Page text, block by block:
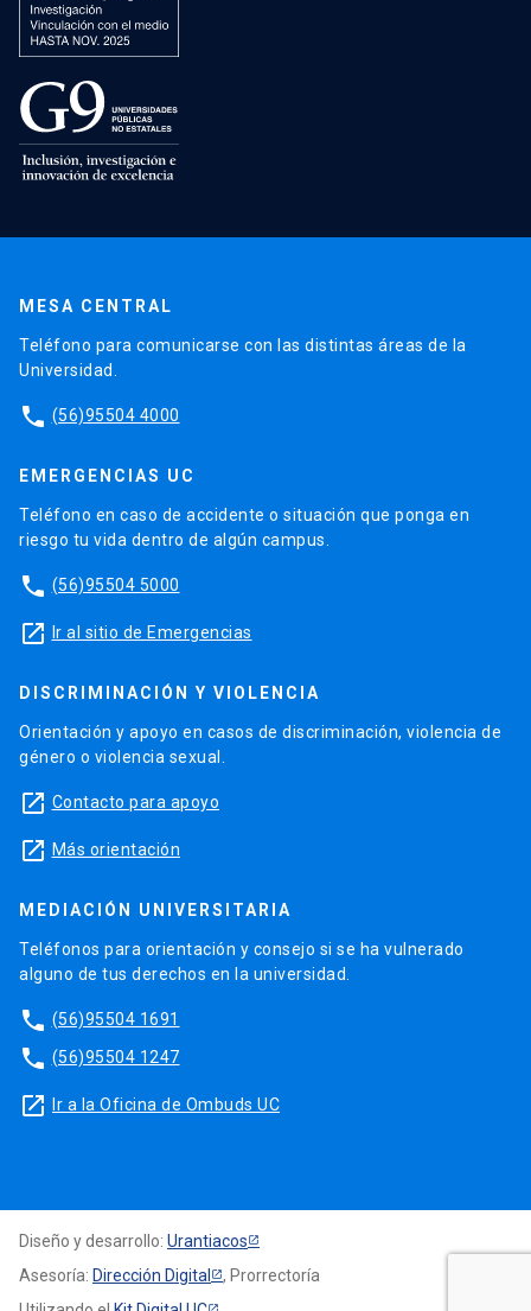
MESA CENTRAL
Teléfono para comunicarse con las distintas áreas de la
Universidad.
phone (56)95504 4000
EMERGENCIAS UC
Teléfono en caso de accidente o situación que ponga en
riesgo tu vida dentro de algún campus.
phone (56)95504 5000
launch Ir al sitio de Emergencias
DISCRIMINACIÓN Y VIOLENCIA
Orientación y apoyo en casos de discriminación, violencia de
género o violencia sexual.
launch Contacto para apoyo
launch Más orientación
MEDIACIÓN UNIVERSITARIA
Teléfonos para orientación y consejo si se ha vulnerado
alguno de tus derechos en la universidad.
phone (56)95504 1691
phone (56)95504 1247
launch Ir a la Oficina de Ombuds UC
Diseño y desarrollo: Urantiacos
Asesoría: Dirección Digital
, Prorrectoría